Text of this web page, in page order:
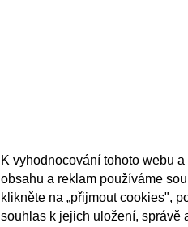
K vyhodnocování tohoto webu
obsahu a reklam používáme
klikněte na „přijmout cookies",
souhlas k jejich uložení, správě